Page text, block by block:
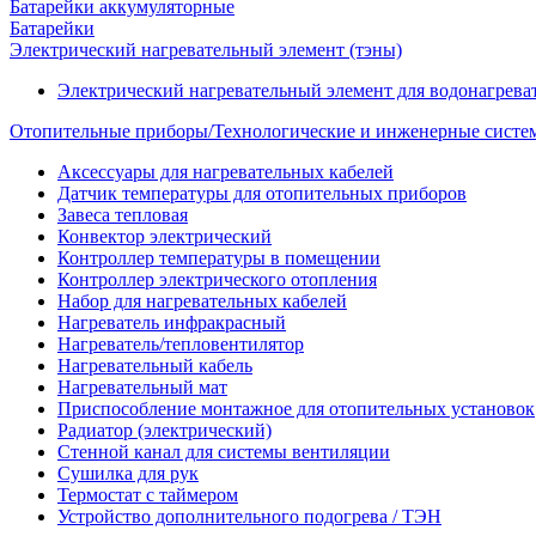
Батарейки аккумуляторные
Батарейки
Электрический нагревательный элемент (тэны)
Электрический нагревательный элемент для
Отопительные приборы/Технологические и инженерные
Аксессуары для нагревательных кабелей
Датчик температуры для отопительных приборов
Завеса тепловая
Конвектор электрический
Контроллер температуры в помещении
Контроллер электрического отопления
Набор для нагревательных кабелей
Нагреватель инфракрасный
Нагреватель/тепловентилятор
Нагревательный кабель
Нагревательный мат
Приспособление монтажное для отопительных установок
Радиатор (электрический)
Стенной канал для системы вентиляции
Сушилка для рук
Термостат с таймером
Устройство дополнительного подогрева / ТЭН